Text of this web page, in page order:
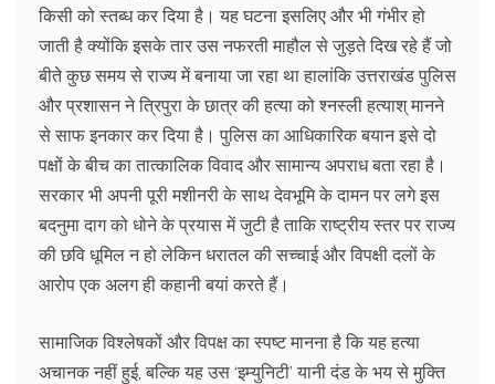
किसी को स्तब्ध कर दिया है। यह घटना इसलिए और भी गंभीर हो
जाती है क्योंकि इसके तार उस नफरती माहौल से जुड़ते दिख रहे हैं जो
बीते कुछ समय से राज्य में बनाया जा रहा था हालांकि उत्तराखंड पुलिस
और प्रशासन ने त्रिपुरा के छात्र की हत्या को श्नस्ली हत्याश् मानने
से साफ इनकार कर दिया है। पुलिस का आधिकारिक बयान इसे दो
पक्षों के बीच का तात्कालिक विवाद और सामान्य अपराध बता रहा है।
सरकार भी अपनी पूरी मशीनरी के साथ देवभूमि के दामन पर लगे इस
बदनुमा दाग को धोने के प्रयास में जुटी है ताकि राष्ट्रीय स्तर पर राज्य
की छवि धूमिल न हो लेकिन धरातल की सच्चाई और विपक्षी दलों के
आरोप एक अलग ही कहानी बयां करते हैं।
सामाजिक विश्लेषकों और विपक्ष का स्पष्ट मानना है कि यह हत्या
अचानक नहीं हुई, बल्कि यह उस ‘इम्युनिटी’ यानी दंड के भय से मुक्ति